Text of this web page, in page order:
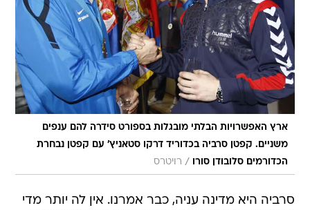
ארץ האפשרויות הבלתי מובגלות בספורט סידרה להם ענפים
משניים. קפטן סרביה בכדוריד דרקו סטאניץ' עם קפטן נבחרת
הכדורמים סלובודן סורו
/ רויטרס
סרביה היא מדינה עניה, כבר אמרנו. אין לה יותר מדי